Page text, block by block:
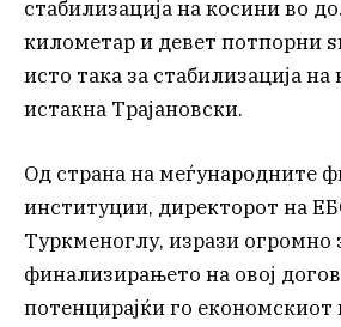
стабилизација на косини во
километар и девет потпорни
исто така за стабилизација на
истакна Трајановски.
Од страна на меѓународните
институции, директорот на
Туркменоглу, изрази огромно
финализирањето на овој
потенцирајќи го економскиот